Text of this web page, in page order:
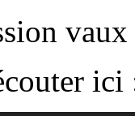
ici